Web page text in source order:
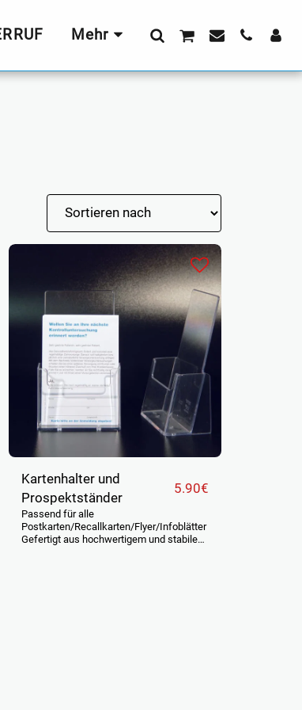
Mehr
Kartenhalter und
Prospektständer
5.90€
Passend für alle
Postkarten/Recallkarten/Flyer/Infoblätter
Gefertigt aus hochwertigem und stabilem